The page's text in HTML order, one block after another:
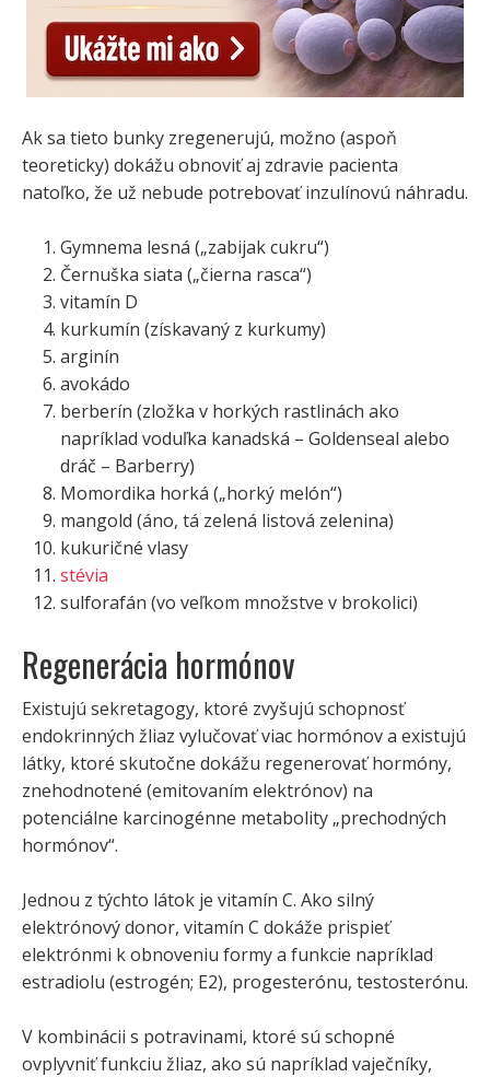
Ak sa tieto bunky zregenerujú, možno (aspoň
teoreticky) dokážu obnoviť aj zdravie pacienta
natoľko, že už nebude potrebovať inzulínovú náhradu.
Gymnema lesná („zabijak cukru“)
Černuška siata („čierna rasca“)
vitamín D
kurkumín (získavaný z kurkumy)
arginín
avokádo
berberín (zložka v horkých rastlinách ako
napríklad voduľka kanadská – Goldenseal alebo
dráč – Barberry)
Momordika horká („horký melón“)
mangold (áno, tá zelená listová zelenina)
kukuričné vlasy
stévia
sulforafán (vo veľkom množstve v brokolici)
Regenerácia hormónov
Existujú sekretagogy, ktoré zvyšujú schopnosť
endokrinných žliaz vylučovať viac hormónov a existujú
látky, ktoré skutočne dokážu regenerovať hormóny,
znehodnotené (emitovaním elektrónov) na
potenciálne karcinogénne metabolity „prechodných
hormónov“.
Jednou z týchto látok je vitamín C. Ako silný
elektrónový donor, vitamín C dokáže prispieť
elektrónmi k obnoveniu formy a funkcie napríklad
estradiolu (estrogén; E2), progesterónu, testosterónu.
V kombinácii s potravinami, ktoré sú schopné
ovplyvniť funkciu žliaz, ako sú napríklad vaječníky,